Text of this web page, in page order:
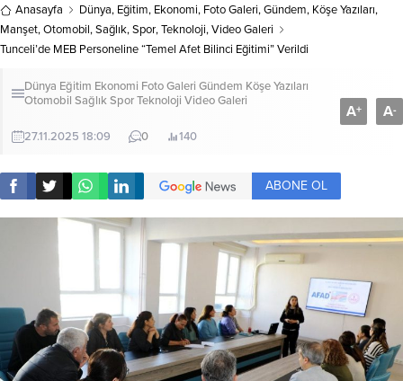
Anasayfa Dünya, Eğitim, Ekonomi, Foto Galeri,Gündem, Köşe Yazıları,
Manşet,Otomobil,Sağlık,Spor,Teknoloji,Video Galeri
Tunceli’de MEB Personeline “Temel Afet Bilinci Eğitimi” Verildi
Dünya Eğitim Ekonomi Foto Galeri Gündem Köşe Yazıları
Otomobil SağlıkSporTeknoloji Video Galeri
27.11.2025 18:09 0 140
A+ A-
ABONE OL